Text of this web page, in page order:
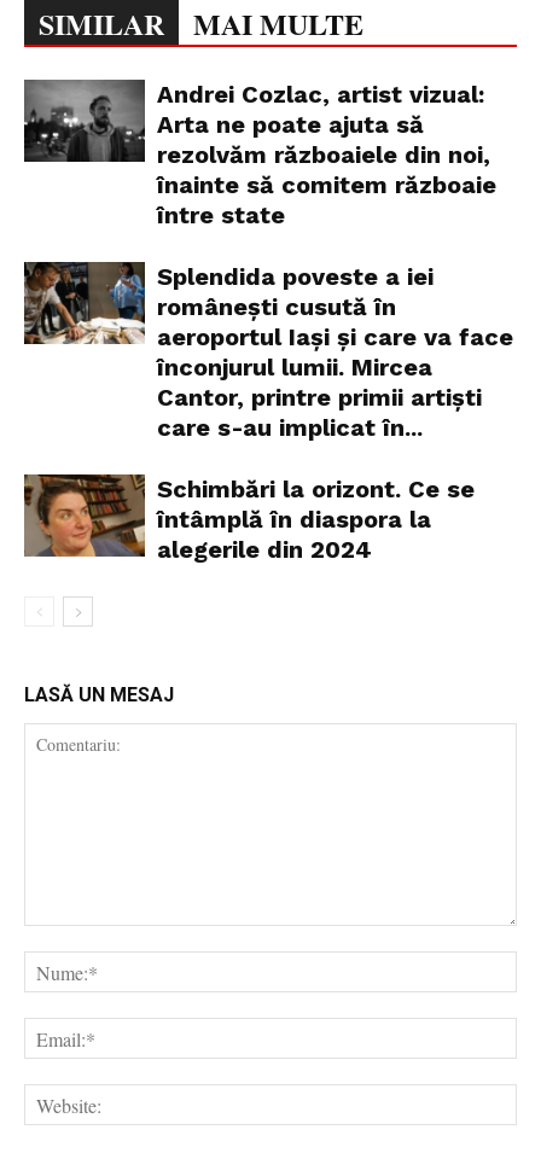
SIMILAR MAI MULTE
Andrei Cozlac, artist vizual:
Arta ne poate ajuta să
rezolvăm războaiele din noi,
înainte să comitem războaie
între state
Splendida poveste a iei
românești cusută în
aeroportul Iași și care va face
înconjurul lumii. Mircea
Cantor, printre primii artiști
care s-au implicat în...
Schimbări la orizont. Ce se
întâmplă în diaspora la
alegerile din 2024
LASĂ UN MESAJ